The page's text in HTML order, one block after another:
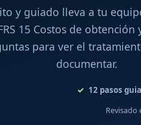
y guiado lleva a tu
15 Costos de
para ver el
documentar.
12 pasos
Revisado